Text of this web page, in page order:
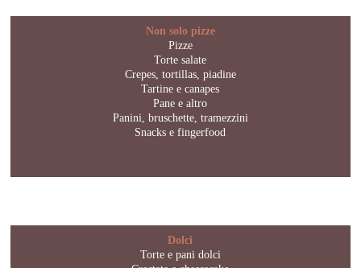
Non solo pizze
Pizze
Torte salate
Crepes, tortillas, piadine
Tartine e canapes
Pane e altro
Panini, bruschette, tramezzini
Snacks e fingerfood
Dolci
Torte e pani dolci